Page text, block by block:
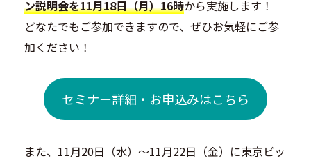
ン説明会を11月18日（月）16時から実施します！
どなたでもご参加できますので、ぜひお気軽にご参
加ください！
セミナー詳細・お申込みはこちら
また、11月20日（水）～11月22日（金）に東京ビッ